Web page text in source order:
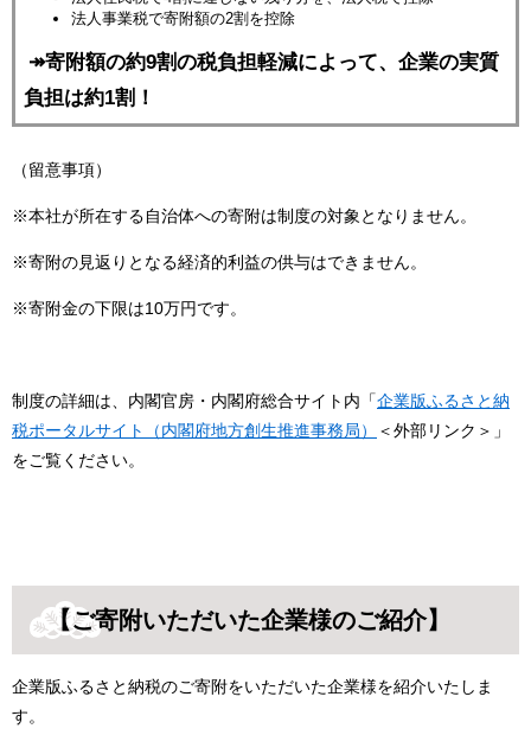
法人事業税で寄附額の2割を控除
↠寄附額の約9割の税負担軽減によって、企業の実質
負担は約1割！
（留意事項）
※本社が所在する自治体への寄附は制度の対象となりません。
※寄附の見返りとなる経済的利益の供与はできません。
※寄附金の下限は10万円です。
制度の詳細は、内閣官房・内閣府総合サイト内「企業版ふるさと納
税ポータルサイト（内閣府地方創生推進事務局）
＜外部リンク＞ 」
をご覧ください。
【ご寄附いただいた企業様のご紹介】
企業版ふるさと納税のご寄附をいただいた企業様を紹介いたしま
す。